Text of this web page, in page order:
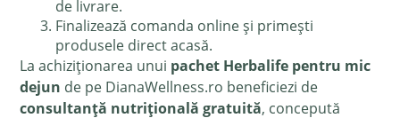
de livrare.
Finalizează comanda online și primești
produsele direct acasă.
La achiziționarea unui pachet Herbalife pentru mic
dejun de pe DianaWellness.ro beneficiezi de
consultanță nutrițională gratuită, concepută